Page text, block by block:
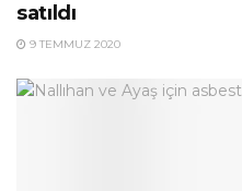
satıldı
9 TEMMUZ 2020